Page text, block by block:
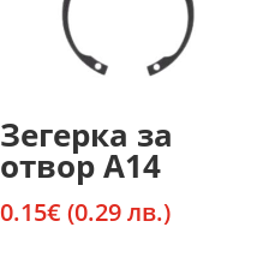
Зегерка за
отвор А14
0.15€ (0.29 лв.)